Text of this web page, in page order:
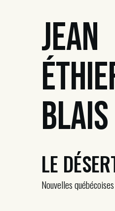
Jean
Blais
LE
Nouvelles québécoises